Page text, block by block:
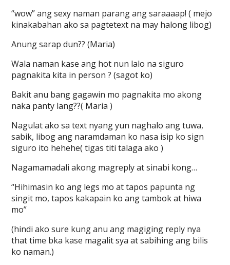
“wow” ang sexy naman parang ang saraaaap! ( mejo
kinakabahan ako sa pagtetext na may halong libog)
Anung sarap dun?? (Maria)
Wala naman kase ang hot nun lalo na siguro
pagnakita kita in person ? (sagot ko)
Bakit anu bang gagawin mo pagnakita mo akong
naka panty lang??( Maria )
Nagulat ako sa text nyang yun naghalo ang tuwa,
sabik, libog ang naramdaman ko nasa isip ko sign
siguro ito hehehe( tigas titi talaga ako )
Nagamamadali akong magreply at sinabi kong…
“Hihimasin ko ang legs mo at tapos papunta ng
singit mo, tapos kakapain ko ang tambok at hiwa
mo”
(hindi ako sure kung anu ang magiging reply nya
that time bka kase magalit sya at sabihing ang bilis
ko naman.)